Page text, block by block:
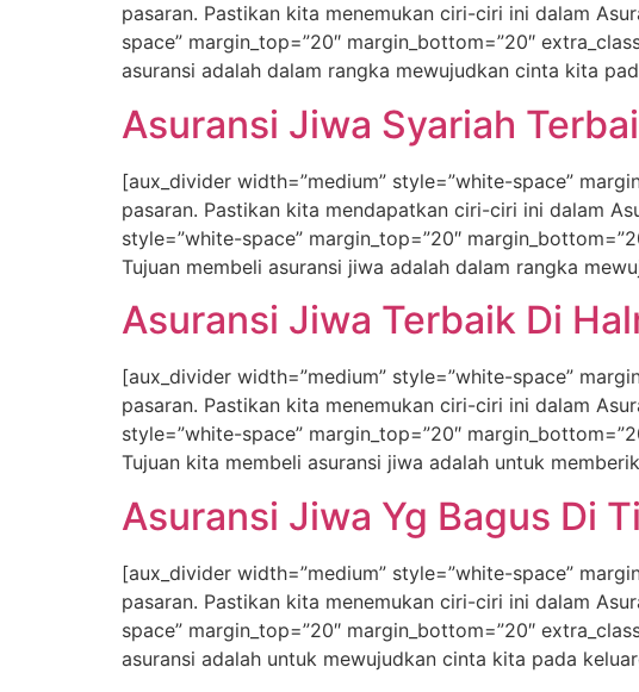
pasaran. Pastikan kita menemukan ciri-ciri ini dalam
space” margin_top=”20″ margin_bottom=”20″
asuransi adalah dalam rangka mewujudkan cinta kita
Asuransi Jiwa Syariah
[aux_divider width=”medium” style=”white-space”
pasaran. Pastikan kita mendapatkan ciri-ciri ini dalam
style=”white-space” margin_top=”20″
Tujuan membeli asuransi jiwa adalah dalam rangka
Asuransi Jiwa Terbaik Di
[aux_divider width=”medium” style=”white-space”
pasaran. Pastikan kita menemukan ciri-ciri ini dalam
style=”white-space” margin_top=”20″
Tujuan kita membeli asuransi jiwa adalah untuk
Asuransi Jiwa Yg Bagus Di
[aux_divider width=”medium” style=”white-space”
pasaran. Pastikan kita menemukan ciri-ciri ini dalam
space” margin_top=”20″ margin_bottom=”20″
asuransi adalah untuk mewujudkan cinta kita pada